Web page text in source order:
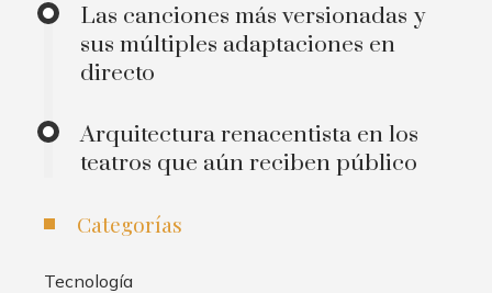
Las canciones más versionadas y
sus múltiples adaptaciones en
directo
Arquitectura renacentista en los
teatros que aún reciben público
Categorías
Tecnología